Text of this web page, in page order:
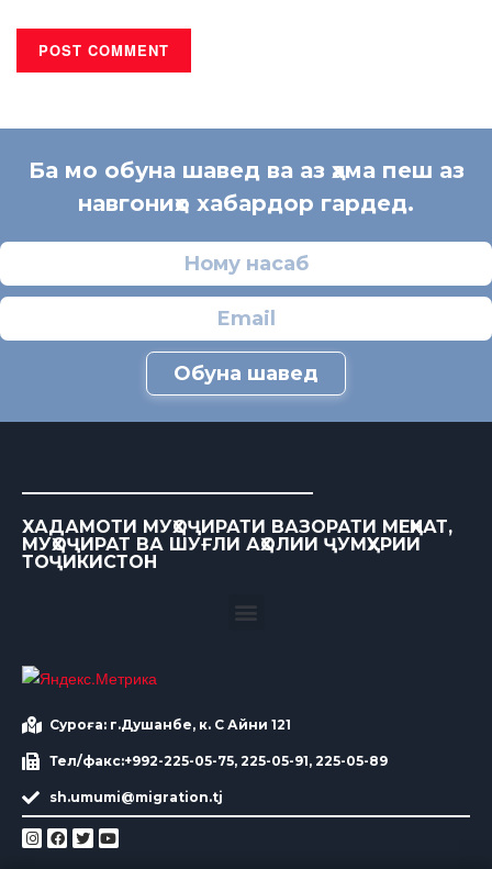
Ба мо обуна шавед ва аз ҳама пеш аз
навгониҳо хабардор гардед.
Обуна шавед
ХАДАМОТИ МУҲОҶИРАТИ ВАЗОРАТИ МЕҲНАТ,
МУҲОҶИРАТ ВА ШУҒЛИ АҲОЛИИ ҶУМҲУРИИ
ТОҶИКИСТОН
Суроға: г.Душанбе, к. С Айни 121
Тел/факс:+992-225-05-75, 225-05-91, 225-05-89
sh.umumi@migration.tj